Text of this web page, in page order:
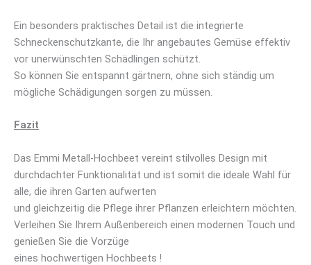
Ein besonders praktisches Detail ist die integrierte
Schneckenschutzkante, die Ihr angebautes Gemüse effektiv
vor unerwünschten Schädlingen schützt.
So können Sie entspannt gärtnern, ohne sich ständig um
mögliche Schädigungen sorgen zu müssen.
Fazit
Das Emmi Metall-Hochbeet vereint stilvolles Design mit
durchdachter Funktionalität und ist somit die ideale Wahl für
alle, die ihren Garten aufwerten
und gleichzeitig die Pflege ihrer Pflanzen erleichtern möchten.
Verleihen Sie Ihrem Außenbereich einen modernen Touch und
genießen Sie die Vorzüge
eines hochwertigen Hochbeets !